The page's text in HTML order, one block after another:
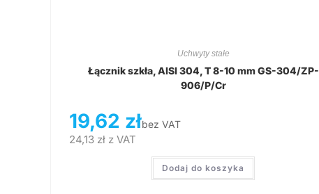
Uchwyty stałe
Łącznik szkła, AISI 304, T 8-10 mm GS-304/ZP-
906/P/Cr
19,62 złbez VAT
24,13 zł z VAT
Dodaj do koszyka